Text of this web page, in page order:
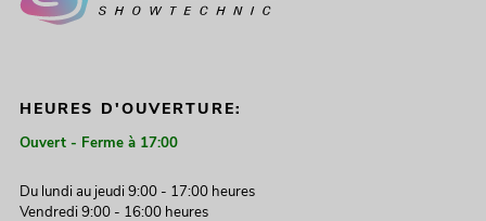
HEURES D'OUVERTURE:
Ouvert - Ferme à 17:00
Du lundi au jeudi 9:00 - 17:00 heures
Vendredi 9:00 - 16:00 heures